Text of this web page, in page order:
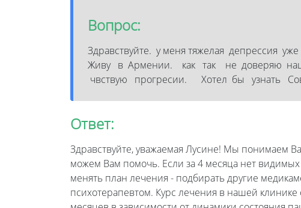
Вопрос:
Здравствуйте. у меня тяжелая депрессия
Живу в Армении. как так не доверяю
чвствую прогресии. Хотел бы узнать
Ответ:
Здравствуйте, уважаемая Лусине! Мы понимаем
можем Вам помочь. Если за 4 месяца нет
менять план лечения - подбирать другие
психотерапевтом. Курс лечения в нашей клинике